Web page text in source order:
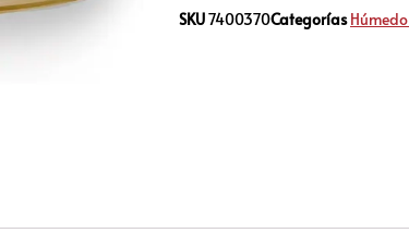
SKU7400370Categorías